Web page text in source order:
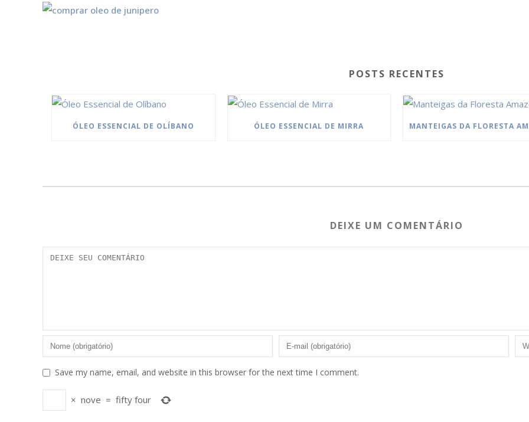
POSTS RECENTES
ÓLEO ESSENCIAL DE OLÍBANO ÓLEO ESSENCIAL DE MIRRA
DEIXE UM COMENTÁRIO
Save my name, email, and website in this browser for the next time I comment.
× nove = fifty four